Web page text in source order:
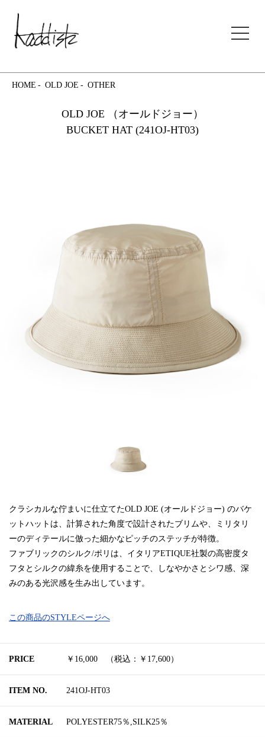
kaddish development store
HOME OLD JOE OTHER
OLD JOE （オールドジョー）
BUCKET HAT (241OJ-HT03)
クラシカルな佇まいに仕立てたOLD JOE (オールドジョー) のバケ
ットハットは、計算された角度で設計されたブリムや、ミリタリ
ーのディテールに倣った細かなピッチのステッチが特徴。
ファブリックのシルク/ポリは、イタリアETIQUE社製の高密度タ
フタとシルクの緯糸を使用することで、しなやかさとシワ感、深
みのある光沢感を生み出しています。
この商品のSTYLEページへ
PRICE ￥16,000 （税込：￥17,600）
ITEM NO. 241OJ-HT03
MATERIAL POLYESTER75％,SILK25％